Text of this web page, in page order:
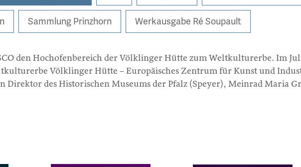
Sammlung Prinzhorn Werkausgabe Ré Soupault
den Hochofenbereich der Völklinger Hütte zum Weltkulturerbe. Im
Völklinger Hütte – Europäisches Zentrum für Kunst und
Direktor des Historischen Museums der Pfalz (Speyer), Meinrad Maria